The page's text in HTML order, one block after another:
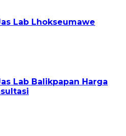
Lab Lhokseumawe
Lab Balikpapan Harga